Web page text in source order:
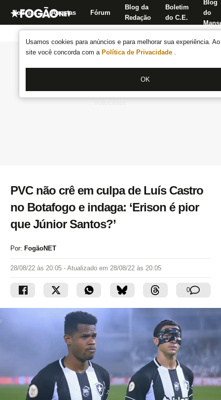
Usamos cookies para anúncios e para melhorar sua experiência.
site você concorda com a Política de Privacidade .
OK
Notícias Apostas Fórum
Blog da
Redação
Boletim
do C.E.
Blog
do
PVC não crê em culpa de Luís Castro
no Botafogo e indaga: ‘Erison é pior
que Júnior Santos?’
Por: FogãoNET
28/08/22 às 20:05 - Atualizado em 28/08/22 às 20:05
0